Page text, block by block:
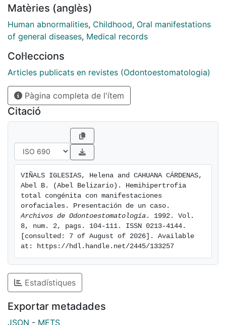
anomalía. Revisamos distintos aspectos
etiopatogénicos y clínicos de esta entidad. Se enfatiza
en la importancia de su diagnóstico debido
abdominales en la infancia.
Matèries (anglès)
Human abnormalities, Childhood, Oral manifestations
of general diseases, Medical records
Col·leccions
Articles publicats en revistes (Odontoestomatologia)
Pàgina completa de l'ítem
Citació
VIÑALS IGLESIAS, Helena and CAHUANA CÁRDENAS,
Abel B. (Abel Belizario). Hemihipertrofia
total congénita con manifestaciones
Archivos de Odontoestomatología . 1992. Vol.
8, num. 2, pags. 104-111. ISSN 0213-4144.
[consulted: 7 of August of 2026]. Available
at: https://hdl.handle.net/2445/133257
Estadístiques
Exportar metadades
JSON - METS